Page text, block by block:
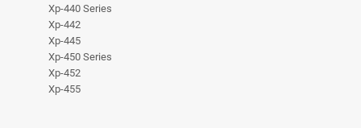
Xp-440 Series
Xp-442
Xp-445
Xp-450 Series
Xp-452
Xp-455